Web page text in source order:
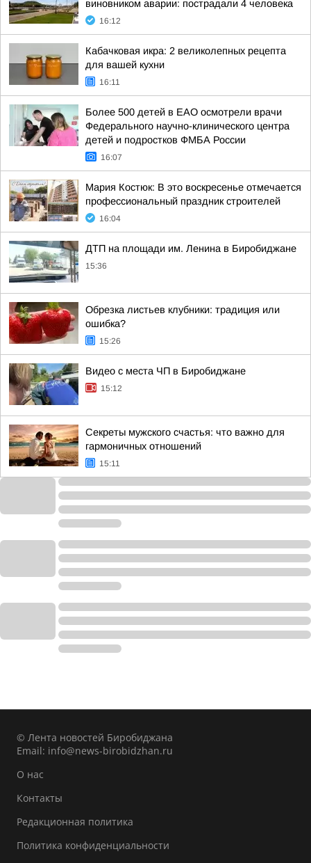
виновником аварии: пострадали 4 человека
16:12
Кабачковая икра: 2 великолепных рецепта
для вашей кухни
16:11
Более 500 детей в ЕАО осмотрели врачи
Федерального научно-клинического центра
детей и подростков ФМБА России
16:07
Мария Костюк: В это воскресенье отмечается
профессиональный праздник строителей
16:04
ДТП на площади им. Ленина в Биробиджане
15:36
Обрезка листьев клубники: традиция или
ошибка?
15:26
Видео с места ЧП в Биробиджане
15:12
Секреты мужского счастья: что важно для
гармоничных отношений
15:11
© Лента новостей Биробиджана
Email: info@news-birobidzhan.ru
О нас
Контакты
Редакционная политика
Политика конфиденциальности